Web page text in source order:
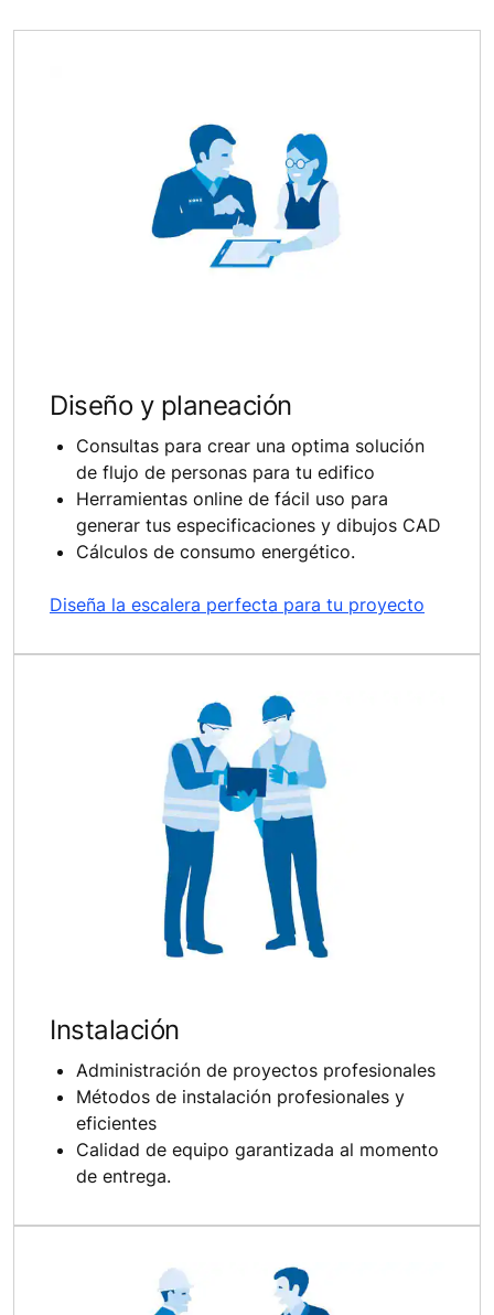
Diseño y planeación
Consultas para crear una optima solución
de flujo de personas para tu edifico
Herramientas online de fácil uso para
generar tus especificaciones y dibujos CAD
Cálculos de consumo energético.
Diseña la escalera perfecta para tu proyecto
Instalación
Administración de proyectos profesionales
Métodos de instalación profesionales y
eficientes
Calidad de equipo garantizada al momento
de entrega.